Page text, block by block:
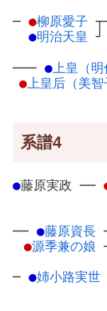
─ ●柳原愛子 ┬
●明治天皇 ┘
─── ● 上皇（明
● 上皇后（美智
系譜4
●藤原実政 ──
── ●藤原資長
●源季兼の娘
─ ●姉小路実世